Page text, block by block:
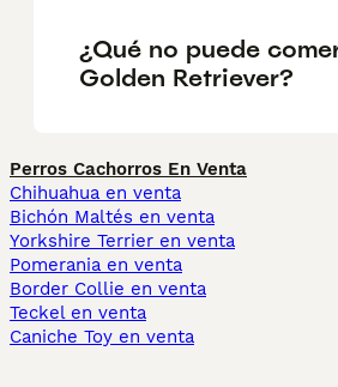
¿Qué no puede
Golden Retriever?
Perros Cachorros En Venta
Chihuahua en venta
Bichón Maltés en venta
Yorkshire Terrier en venta
Pomerania en venta
Border Collie en venta
Teckel en venta
Caniche Toy en venta